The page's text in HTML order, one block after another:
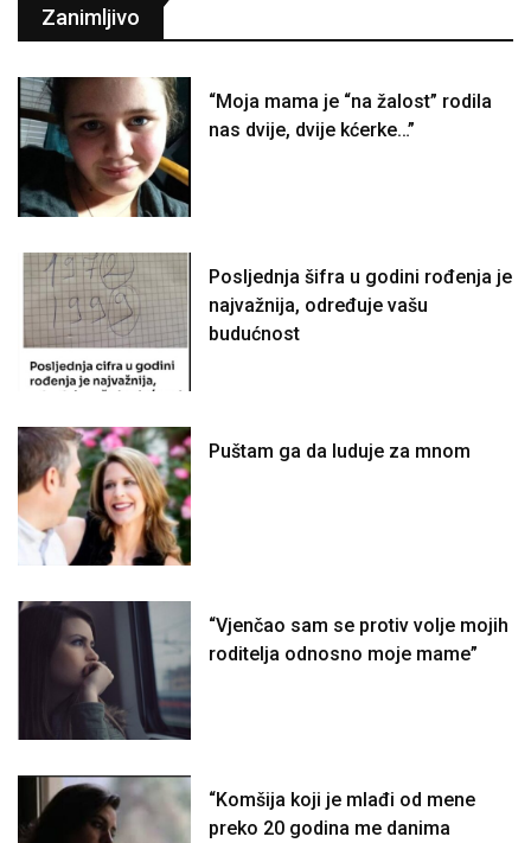
Zanimljivo
“Moja mama je “na žalost” rodila
nas dvije, dvije kćerke…”
Posljednja šifra u godini rođenja je
najvažnija, određuje vašu
budućnost
Puštam ga da luduje za mnom
“Vjenčao sam se protiv volje mojih
roditelja odnosno moje mame”
“Komšija koji je mlađi od mene
preko 20 godina me danima